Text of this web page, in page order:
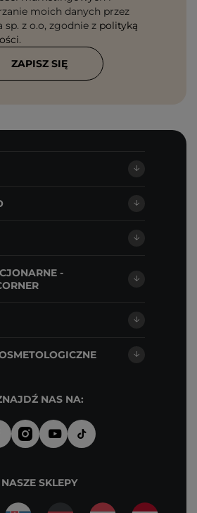
moich danych przez
sp. z o.o, zgodnie z polityką
.
ZAPISZ SIĘ
-
NAS NA:
NASZE SKLEPY